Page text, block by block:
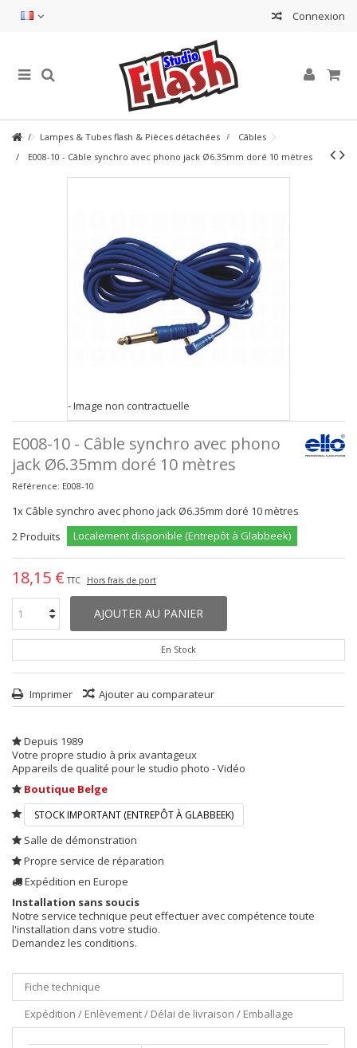
Connexion
Lampes & Tubes flash & Pièces détachées
Câbles
E008-10 - Câble synchro avec phono jack Ø6.35mm doré 10 mètres
- Image non contractuelle
E008-10 - Câble synchro avec phono
jack Ø6.35mm doré 10 mètres
Référence: E008-10
1x Câble synchro avec phono jack Ø6.35mm doré 10 mètres
2Produits Localement disponible (Entrepôt à Glabbeek)
18,15 € TTC Hors frais de port
AJOUTER AU PANIER
En Stock
Imprimer Ajouter au comparateur
Depuis 1989
Votre propre studio à prix avantageux
Appareils de qualité pour le studio photo - Vidéo
Boutique Belge
STOCK IMPORTANT (ENTREPÔT À GLABBEEK)
Salle de démonstration
Propre service de réparation
Expédition en Europe
Installation sans soucis
Notre service technique peut effectuer avec compétence toute
l'installation dans votre studio.
Demandez les conditions.
Fiche technique
Expédition / Enlèvement / Délai de livraison / Emballage